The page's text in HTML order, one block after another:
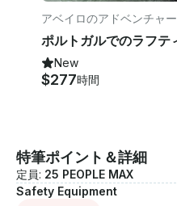
アベイロのアドベンチャー
New
$277時間
特筆ポイント＆詳細
定員: 25 PEOPLE MAX
Safety Equipment